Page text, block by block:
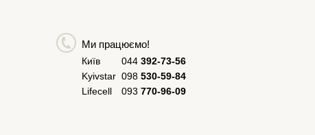
Ми працюємо!
Київ 044 392-73-56
Kyivstar 098 530-59-84
Lifecell
093 770-96-09